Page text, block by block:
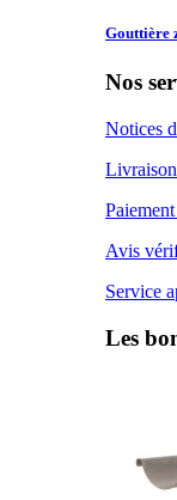
Gouttière
Nos
Notices
Livraison
Avis
Service
Les